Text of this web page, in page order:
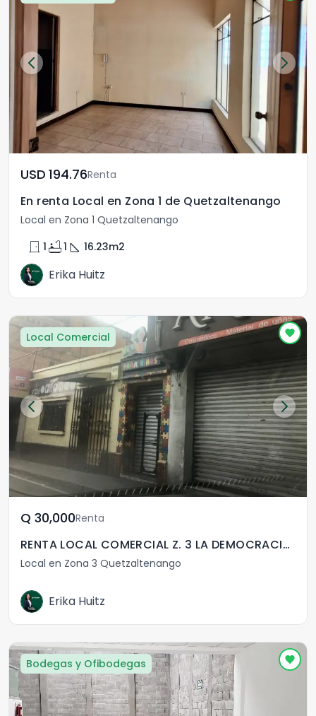
USD	194.76Renta
En renta Local en Zona 1 de Quetzaltenango
Local en Zona 1 Quetzaltenango
door_front 1 bathtub1 square_foot 16.23m2
Erika Huitz
Local Comercial
Q	30,000Renta
RENTA LOCAL COMERCIAL Z. 3 LA DEMOCRACIA QUETZALTENANGO
Local en Zona 3 Quetzaltenango
Erika Huitz
Bodegas y Ofibodegas